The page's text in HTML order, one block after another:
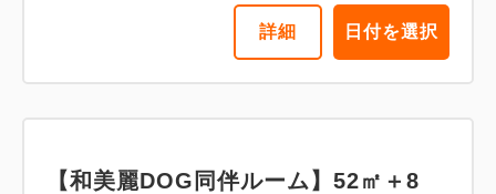
詳細 日付を選択
【和美麗DOG同伴ルーム】52㎡＋8